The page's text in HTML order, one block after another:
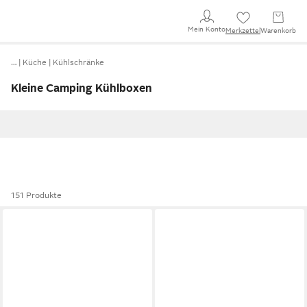
Mein KontoMerkzettel Warenkorb
… Küche Kühlschränke
Kleine Camping Kühlboxen
151 Produkte